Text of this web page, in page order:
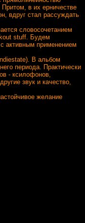
в их ерничестве
вдруг стал рассуждать
словосочетанием
stuff. Будем
активным применением
В альбом
периода. Практически
- ксилофонов,
звук и качество,
желание